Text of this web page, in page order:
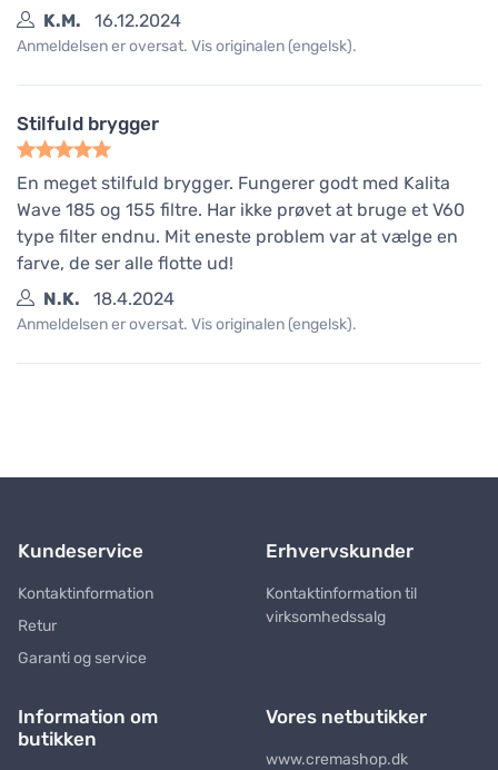
K.M.
16.12.2024
Anmeldelsen er oversat. Vis originalen (engelsk).
Stilfuld brygger
En meget stilfuld brygger. Fungerer godt med Kalita
Wave 185 og 155 filtre. Har ikke prøvet at bruge et V60
type filter endnu. Mit eneste problem var at vælge en
farve, de ser alle flotte ud!
N.K.
18.4.2024
Anmeldelsen er oversat. Vis originalen (engelsk).
Kundeservice
Kontaktinformation
Retur
Garanti og service
Erhvervskunder
Kontaktinformation til
virksomhedssalg
Information om
butikken
Vores netbutikker
www.cremashop.dk